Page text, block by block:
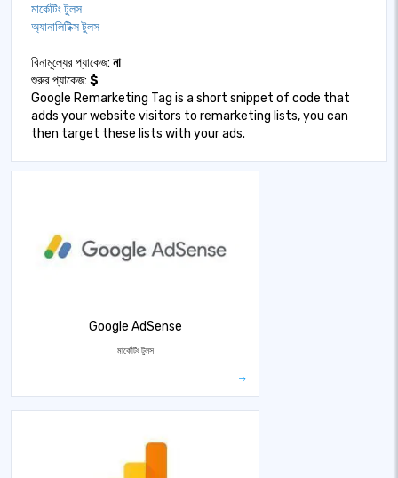
মার্কেটিং টুলস
অ্যানালিটিক্স টুলস
বিনামূল্যের প্যাকেজ: না
শুরুর প্যাকেজ: $
Google Remarketing Tag is a short snippet of code that
adds your website visitors to remarketing lists, you can
then target these lists with your ads.
Google AdSense
মার্কেটিং টুলস